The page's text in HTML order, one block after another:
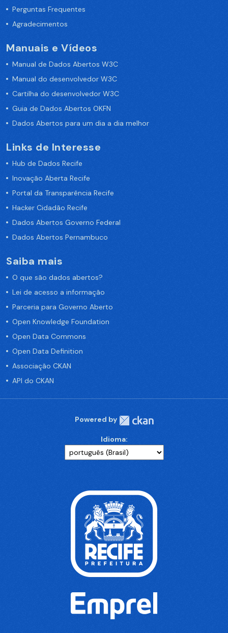
Perguntas Frequentes
Agradecimentos
Manuais e Vídeos
Manual de Dados Abertos W3C
Manual do desenvolvedor W3C
Cartilha do desenvolvedor W3C
Guia de Dados Abertos OKFN
Dados Abertos para um dia a dia melhor
Links de Interesse
Hub de Dados Recife
Inovação Aberta Recife
Portal da Transparência Recife
Hacker Cidadão Recife
Dados Abertos Governo Federal
Dados Abertos Pernambuco
Saiba mais
O que são dados abertos?
Lei de acesso a informação
Parceria para Governo Aberto
Open Knowledge Foundation
Open Data Commons
Open Data Definition
Associação CKAN
API do CKAN
Powered by
Idioma